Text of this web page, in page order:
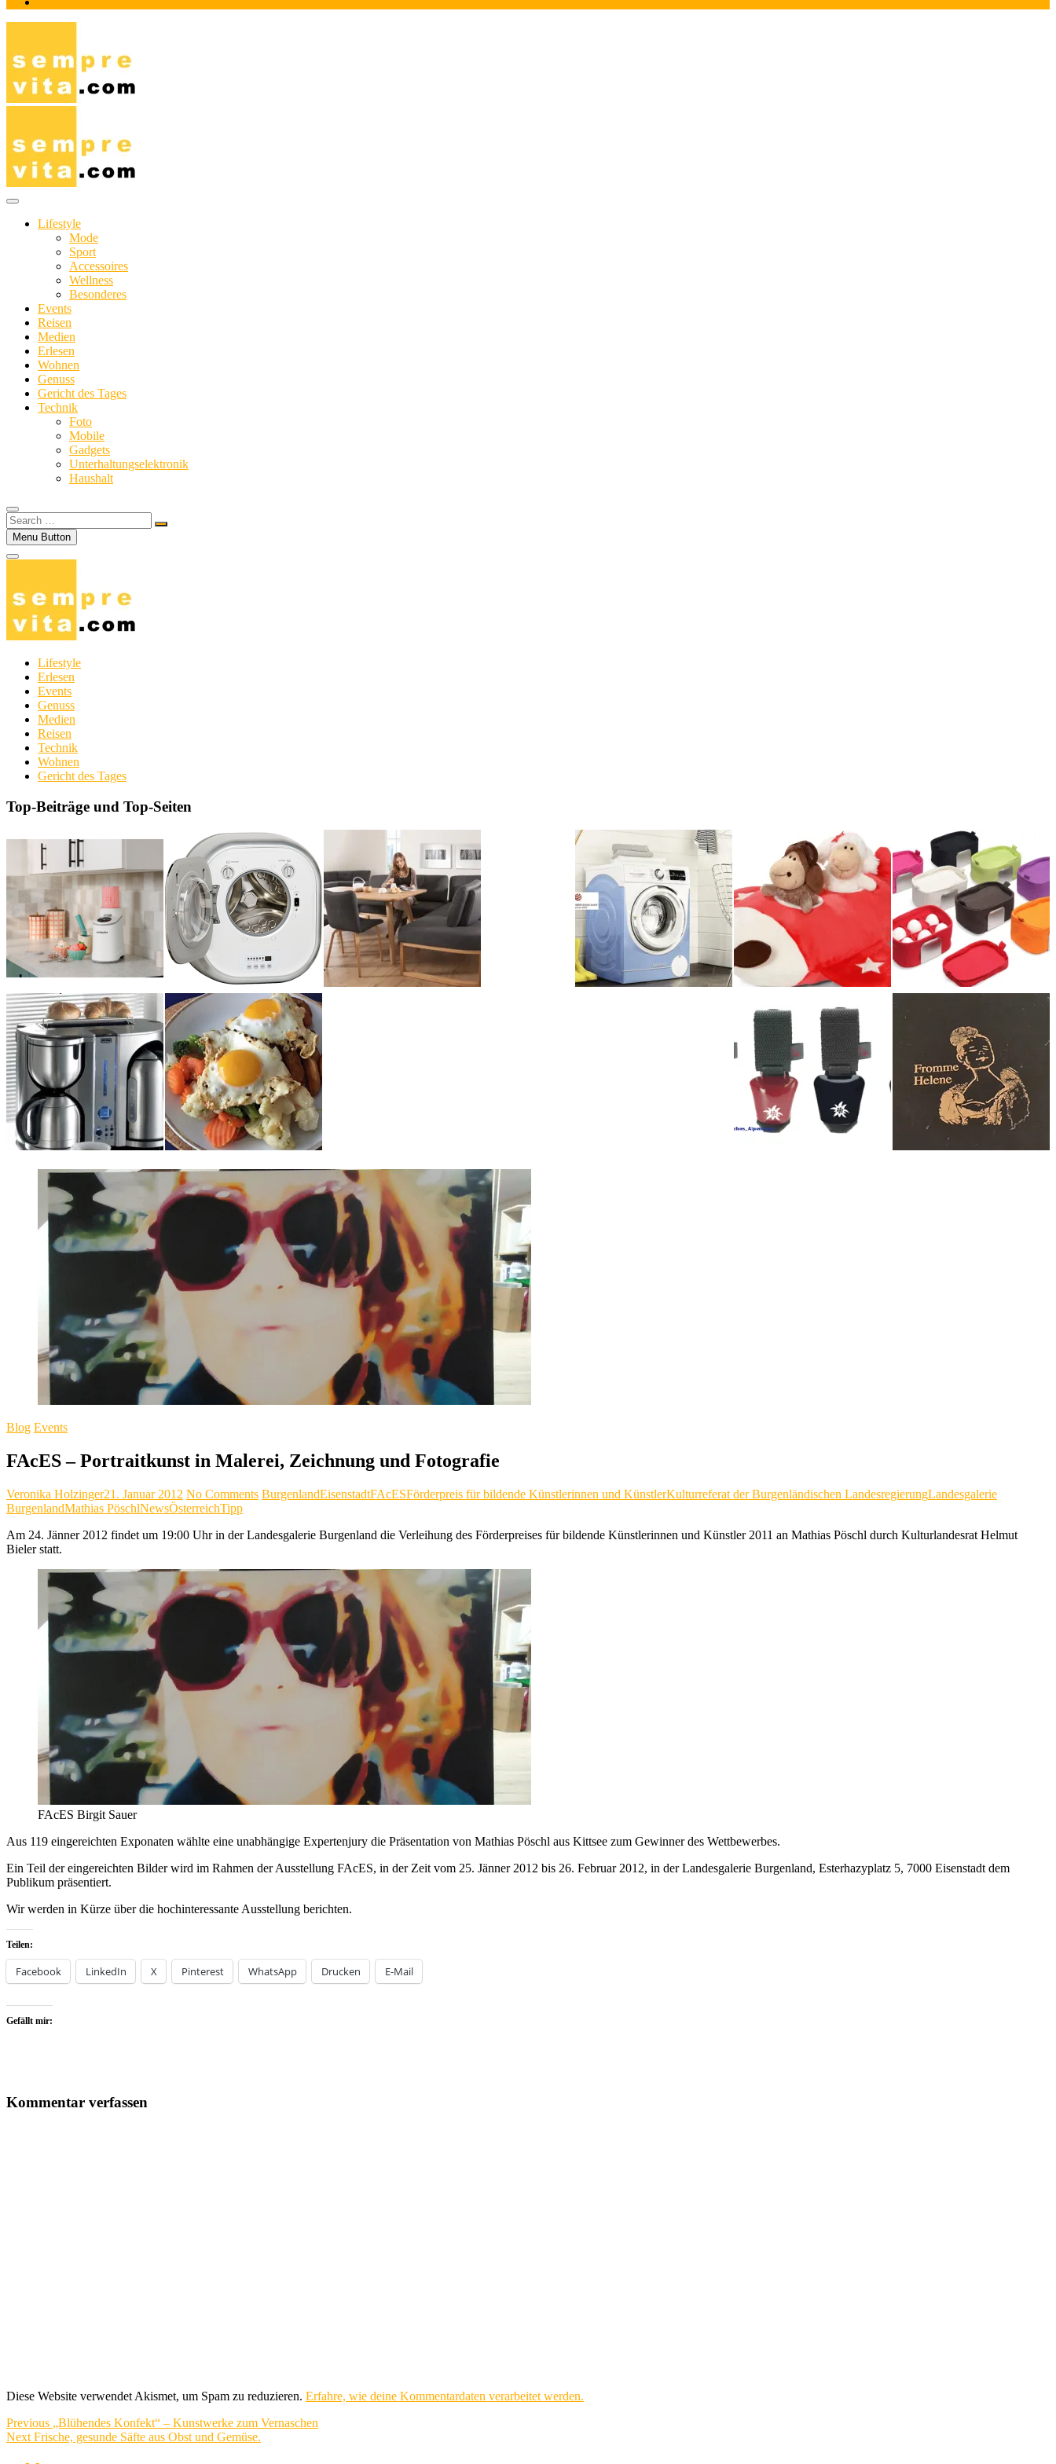
Lifestyle
Mode
Sport
Accessoires
Wellness
Besonderes
Events
Reisen
Medien
Erlesen
Wohnen
Genuss
Gericht des Tages
Technik
Foto
Mobile
Gadgets
Unterhaltungselektronik
Haushalt
Search
…Menu Button
Lifestyle
Erlesen
Events
Genuss
Medien
Reisen
Technik
Wohnen
Gericht des Tages
Top-Beiträge und Top-Seiten
Blog Events
FAcES – Portraitkunst in Malerei, Zeichnung und Fotografie
Veronika Holzinger21. Januar 2012 No Comments BurgenlandEisenstadtFAcESFörderpreis für bildende Künstlerinnen und KünstlerKulturreferat der Burgenländischen LandesregierungLandesgalerie
BurgenlandMathias PöschlNewsÖsterreichTipp
Am 24. Jänner 2012 findet um 19:00 Uhr in der Landesgalerie Burgenland die Verleihung des Förderpreises für bildende Künstlerinnen und Künstler 2011 an Mathias Pöschl durch Kulturlandesrat Helmut
Bieler statt.
FAcES Birgit Sauer
Aus 119 eingereichten Exponaten wählte eine unabhängige Expertenjury die Präsentation von Mathias Pöschl aus Kittsee zum Gewinner des Wettbewerbes.
Ein Teil der eingereichten Bilder wird im Rahmen der Ausstellung FAcES, in der Zeit vom 25. Jänner 2012 bis 26. Februar 2012, in der Landesgalerie Burgenland, Esterhazyplatz 5, 7000 Eisenstadt dem
Publikum präsentiert.
Wir werden in Kürze über die hochinteressante Ausstellung berichten.
Teilen:
Facebook LinkedIn X Pinterest WhatsApp Drucken E-Mail
Gefällt mir:
Kommentar verfassen
Diese Website verwendet Akismet, um Spam zu reduzieren. Erfahre, wie deine Kommentardaten verarbeitet werden.
Beitragsnavigation
Previous
Previous
post:
„Blühendes Konfekt“ – Kunstwerke zum Vernaschen
Next Next
Frische, gesunde Säfte aus Obst und Gemüse.